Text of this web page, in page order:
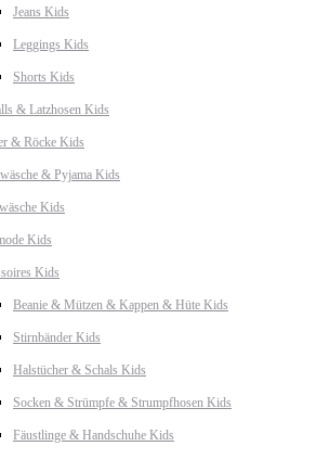
Jeans Kids
Leggings Kids
Shorts Kids
& Latzhosen Kids
& Röcke Kids
& Pyjama Kids
Kids
Kids
Kids
Beanie & Mützen & Kappen & Hüte Kids
Stirnbänder Kids
Halstücher & Schals Kids
Socken & Strümpfe & Strumpfhosen Kids
Fäustlinge & Handschuhe Kids